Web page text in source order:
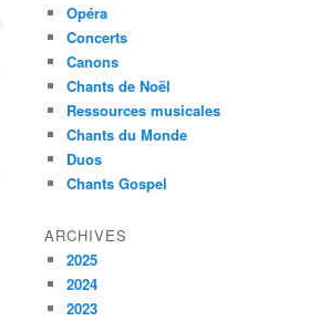
Opéra
Concerts
Canons
Chants de Noël
Ressources musicales
Chants du Monde
Duos
Chants Gospel
ARCHIVES
2025
2024
2023